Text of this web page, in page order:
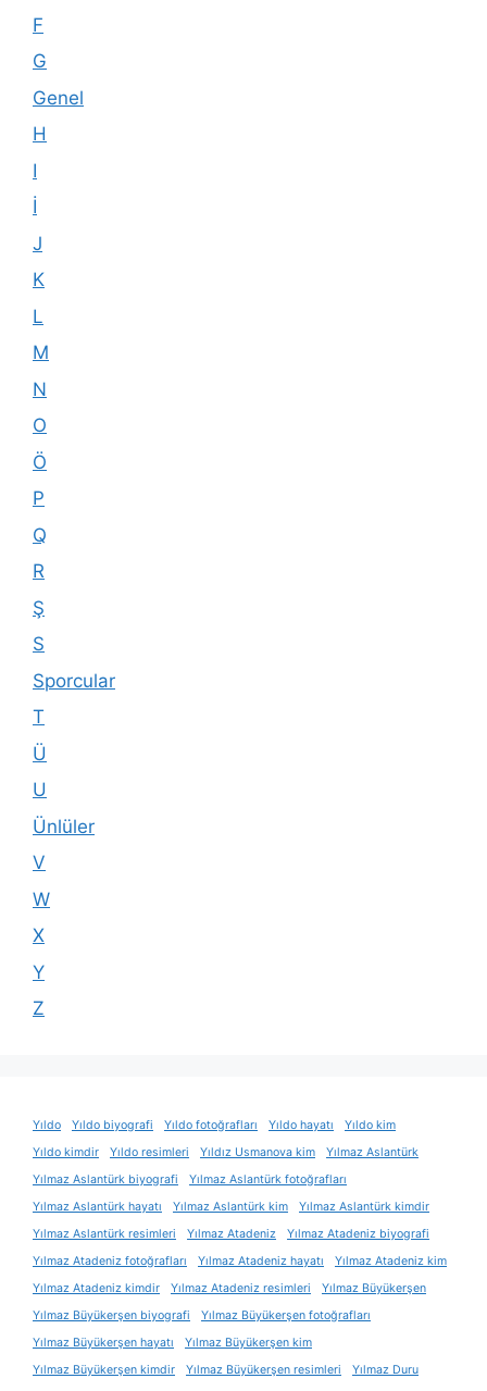
F
G
Genel
H
I
İ
J
K
L
M
N
O
Ö
P
Q
R
Ş
S
Sporcular
T
Ü
U
Ünlüler
V
W
X
Y
Z
Yıldo Yıldo biyografi Yıldo fotoğrafları Yıldo hayatı
Yıldo kim
Yıldo kimdir
Yıldo resimleri Yıldız Usmanova kim
Yılmaz Aslantürk
Yılmaz Aslantürk biyografi
Yılmaz Aslantürk fotoğrafları
Yılmaz Aslantürk hayatı
Yılmaz Aslantürk kim
Yılmaz Aslantürk kimdir
Yılmaz Aslantürk resimleri
Yılmaz Atadeniz
Yılmaz Atadeniz biyografi
Yılmaz Atadeniz fotoğrafları
Yılmaz Atadeniz hayatı
Yılmaz Atadeniz kim
Yılmaz Atadeniz kimdir
Yılmaz Atadeniz resimleri
Yılmaz Büyükerşen
Yılmaz Büyükerşen biyografi
Yılmaz Büyükerşen fotoğrafları
Yılmaz Büyükerşen hayatı
Yılmaz Büyükerşen kim
Yılmaz Büyükerşen kimdir
Yılmaz Büyükerşen resimleri
Yılmaz Duru